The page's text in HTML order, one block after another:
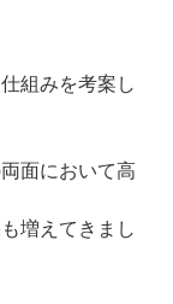
組みを考案し
面において高
増えてきまし